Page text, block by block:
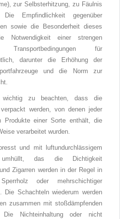
zur Selbsterhitzung, zu Fäulnis
Empfindlichkeit gegenüber
sowie die Besonderheit dieses
Notwendigkeit einer strengen
für
darunter die Erhöhung der
und die Norm zur
wichtig zu beachten, dass die
werden, von denen jeder
Produkte einer Sorte enthält, die
verarbeitet wurden.
und mit luftundurchlässigem
umhüllt, das die Dichtigkeit
Zigarren werden in der Regel in
oder mehrschichtiger
Die Schachteln wiederum werden
zusammen mit stoßdämpfenden
Die Nichteinhaltung oder nicht